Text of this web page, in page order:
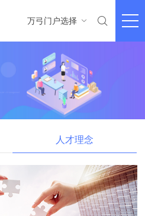
万弓门户选择  
人才理念